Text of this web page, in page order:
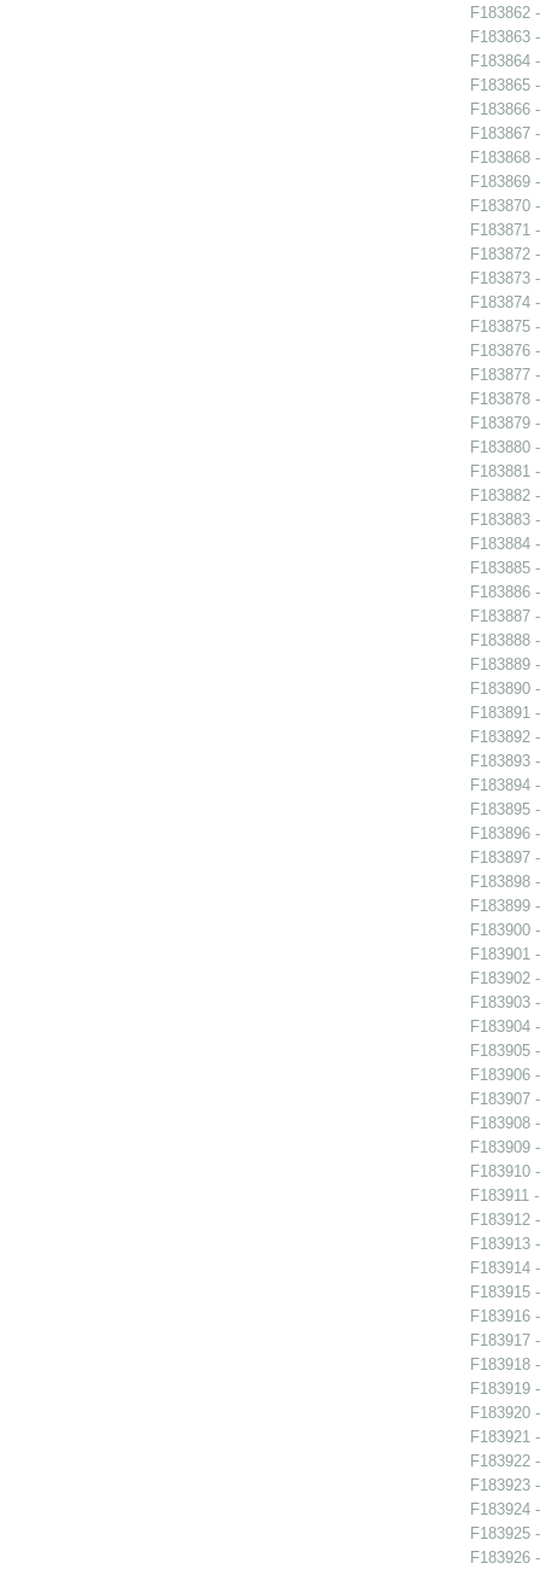
F183862
F183863
F183864
F183865
F183866
F183867
F183868
F183869
F183870
F183871
F183872
F183873
F183874
F183875
F183876
F183877
F183878
F183879
F183880
F183881
F183882
F183883
F183884
F183885
F183886
F183887
F183888
F183889
F183890
F183891
F183892
F183893
F183894
F183895
F183896
F183897
F183898
F183899
F183900
F183901
F183902
F183903
F183904
F183905
F183906
F183907
F183908
F183909
F183910
F183911
F183912
F183913
F183914
F183915
F183916
F183917
F183918
F183919
F183920
F183921
F183922
F183923
F183924
F183925
F183926